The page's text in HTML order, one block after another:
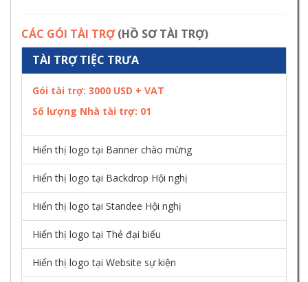
CÁC GÓI TÀI TRỢ(HỒ SƠ TÀI TRỢ)
TÀI TRỢ TIỆC TRƯA
Gói tài trợ: 3000 USD + VAT
Số lượng Nhà tài trợ: 01
Hiển thị logo tại Banner chào mừng
Hiển thị logo tại Backdrop Hội nghị
Hiển thị logo tại Standee Hội nghị
Hiển thị logo tại Thẻ đại biểu
Hiển thị logo tại Website sự kiện